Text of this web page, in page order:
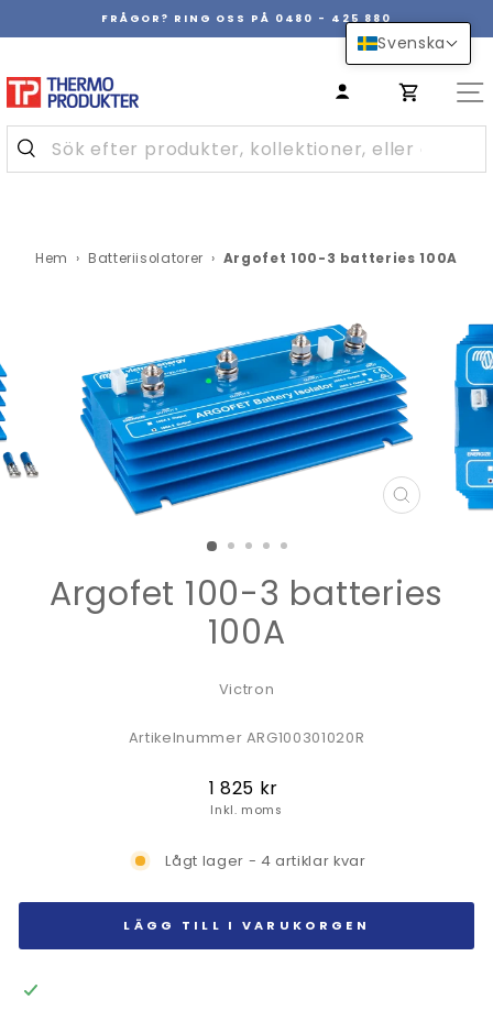
Pausa
FRÅGOR? RING OSS PÅ 0480 - 425 880
Hem › Batteriisolatorer › Argofet 100-3 batteries 100A
STÄNG
Argofet 100-3 batteries
100A
Victron
Artikelnummer ARG100301020R
Ordinarie
pris
1 825 kr
Inkl. moms
Lågt lager - 4 artiklar kvar
LÄGG TILL I VARUKORGEN
Svenska